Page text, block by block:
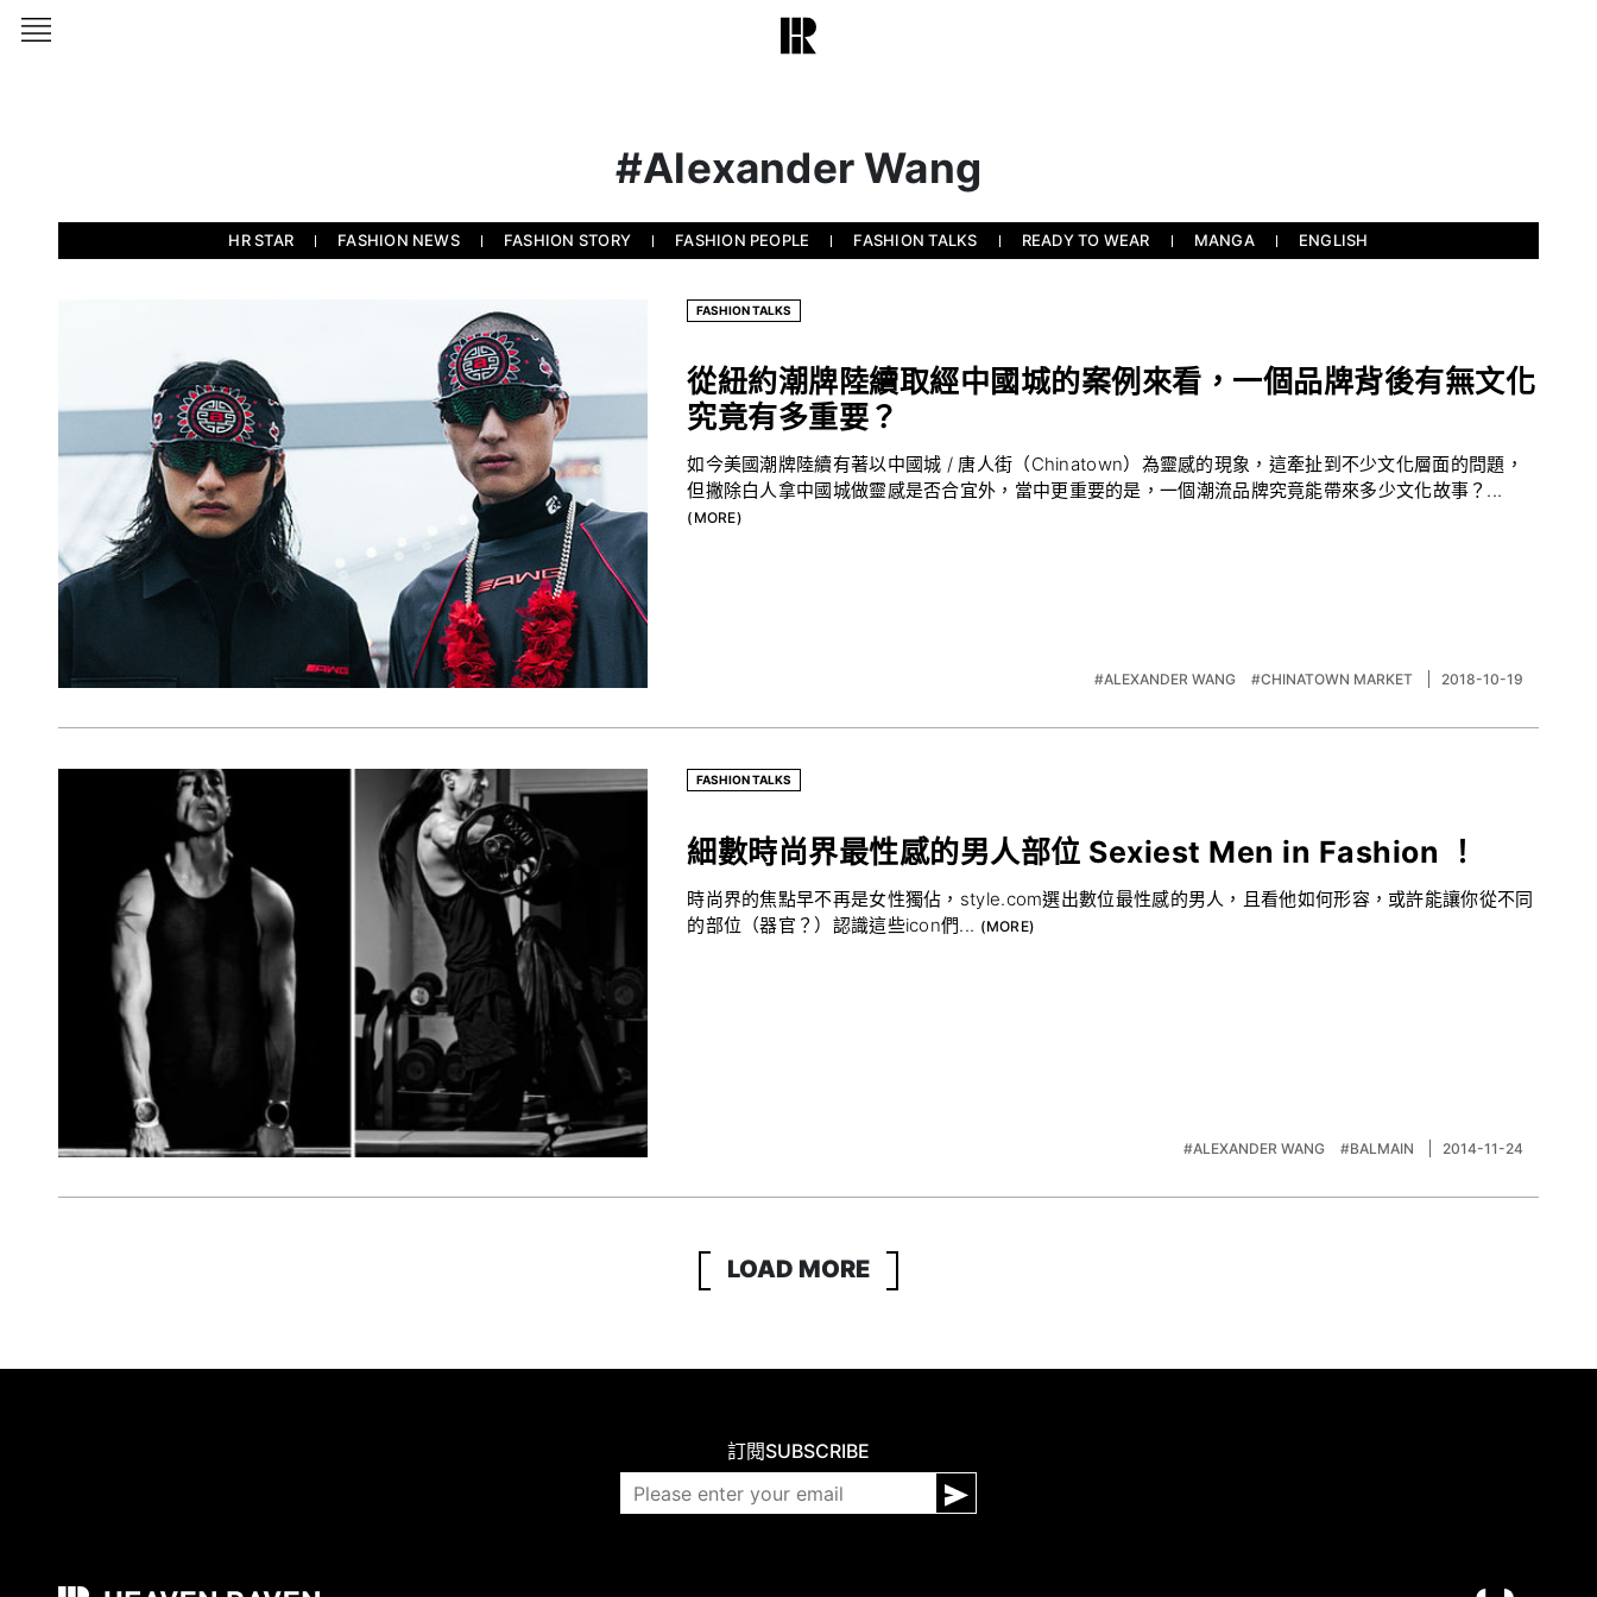
#Alexander Wang
HR STAR FASHION NEWS FASHION STORY FASHION PEOPLE FASHION TALKS READY TO WEAR MANGA ENGLISH
FASHION TALKS
從紐約潮牌陸續取經中國城的案例來看，一個品牌背後有無文化
究竟有多重要？
如今美國潮牌陸續有著以中國城 / 唐人街（Chinatown）為靈感的現象，這牽扯到不少文化層面的問題，
但撇除白人拿中國城做靈感是否合宜外，當中更重要的是，一個潮流品牌究竟能帶來多少文化故事？...
#ALEXANDER WANG #CHINATOWN MARKET 2018-10-19
FASHION TALKS
細數時尚界最性感的男人部位 Sexiest Men in Fashion ！
時尚界的焦點早不再是女性獨佔，style.com選出數位最性感的男人，且看他如何形容，或許能讓你從不同
的部位（器官？）認識這些icon們...
#ALEXANDER WANG #BALMAIN 2014-11-24
LOAD MORE
訂閱SUBSCRIBE